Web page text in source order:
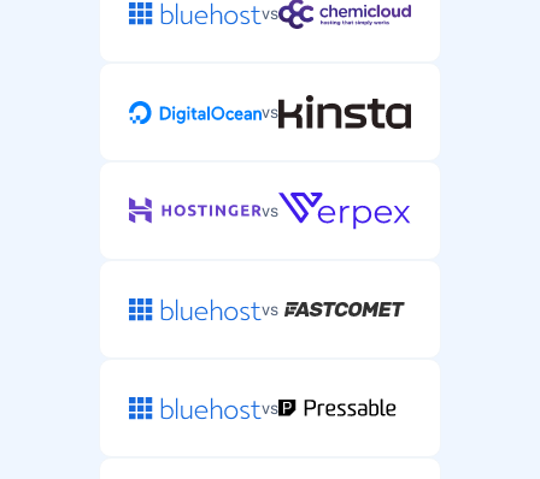
vs
vs
vs
vs
vs